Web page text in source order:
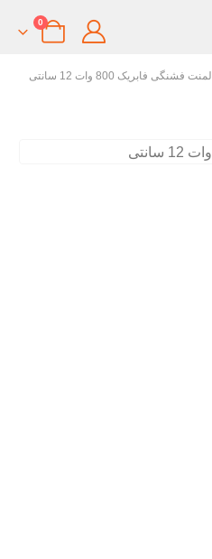
0
المنت فشنگی فابریک 800 وات 12 سانتی